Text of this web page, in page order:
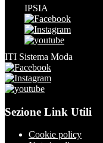
IPSIA
ITI Sistema Moda
Sezione Link Utili
Cookie policy